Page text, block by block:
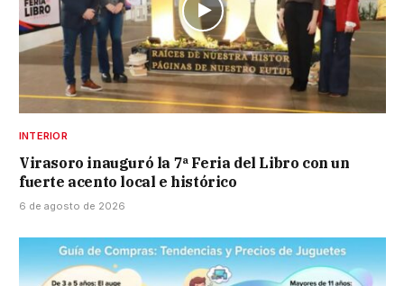
INTERIOR
Virasoro inauguró la 7ª Feria del Libro con un
fuerte acento local e histórico
6 de agosto de 2026